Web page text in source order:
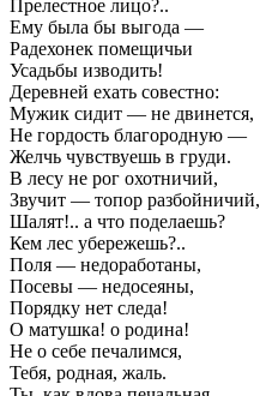
Прелестное лицо?..
Ему была бы выгода —
Радехонек помещичьи
Усадьбы изводить!
Деревней ехать совестно:
Мужик сидит — не двинется,
Не гордость благородную —
Желчь чувствуешь в груди.
В лесу не рог охотничий,
Звучит — топор разбойничий,
Шалят!.. а что поделаешь?
Кем лес убережешь?..
Поля — недоработаны,
Посевы — недосеяны,
Порядку нет следа!
О матушка! о родина!
Не о себе печалимся,
Тебя, родная, жаль.